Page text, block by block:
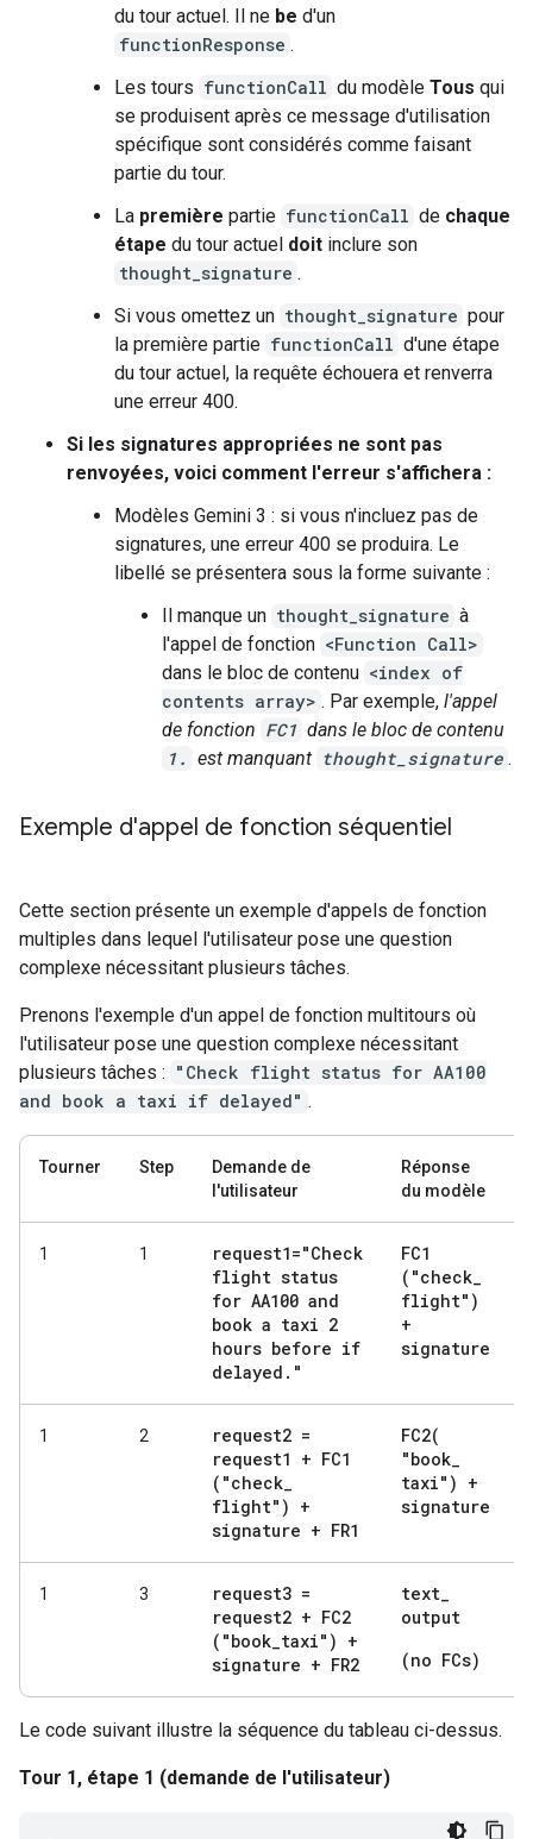
du tour actuel. Il ne be d'un
functionResponse .
Les tours functionCall du modèle Tous qui
se produisent après ce message d'utilisation
spécifique sont considérés comme faisant
partie du tour.
La première partie functionCall de chaque
étape du tour actuel doit inclure son
thought_signature .
Si vous omettez un thought_signature pour
la première partie functionCall d'une étape
du tour actuel, la requête échouera et renverra
une erreur 400.
Si les signatures appropriées ne sont pas
renvoyées, voici comment l'erreur s'affichera :
Modèles Gemini 3 : si vous n'incluez pas de
signatures, une erreur 400 se produira. Le
libellé se présentera sous la forme suivante :
Il manque un thought_signature à
l'appel de fonction <Function Call>
dans le bloc de contenu <index of
contents array> . Par exemple, l'appel
de fonction FC1 dans le bloc de contenu
1. est manquant thought_signature .
Exemple d'appel de fonction séquentiel
Cette section présente un exemple d'appels de fonction
multiples dans lequel l'utilisateur pose une question
complexe nécessitant plusieurs tâches.
Prenons l'exemple d'un appel de fonction multitours où
l'utilisateur pose une question complexe nécessitant
plusieurs tâches : "Check flight status for AA100
and book a taxi if delayed" .
Tourner Step
Demande de
l'utilisateur
Réponse
du modèle
1 1
request1="Check
flight status
for AA100 and
book a taxi 2
hours before if
delayed . "
FC1
("check_
flight")
+
signature
1 2
request2 =
request1 + FC1
("check_
flight") +
signature + FR1
FC2(
"book_
taxi") +
signature
1 3
request3 =
request2 + FC2
("book_taxi") +
signature + FR2
text_
output
(no FCs)
Le code suivant illustre la séquence du tableau ci-dessus.
Tour 1, étape 1 (demande de l'utilisateur)